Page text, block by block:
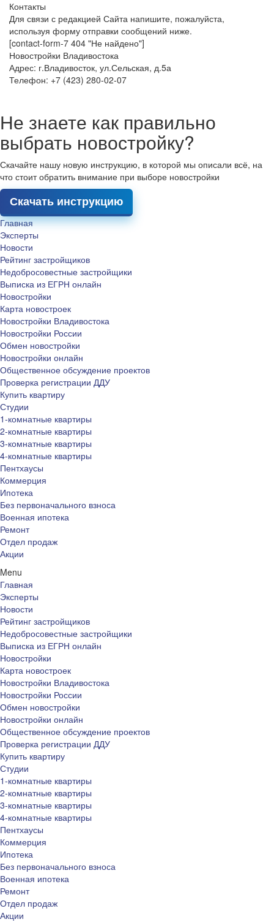
Контакты
Для связи с редакцией Сайта напишите, пожалуйста,
используя форму отправки сообщений ниже.
[contact-form-7 404 "Не найдено"]
Новостройки Владивостока
Адрес: г.Владивосток, ул.Сельская, д.5а
Телефон: +7 (423) 280-02-07
Не знаете как правильно
выбрать новостройку?
Скачайте нашу новую инструкцию, в которой мы описали всё, на
что стоит обратить внимание при выборе новостройки
Скачать инструкцию
Главная
Эксперты
Новости
Рейтинг застройщиков
Недобросовестные застройщики
Выписка из ЕГРН онлайн
Новостройки
Карта новостроек
Новостройки Владивостока
Новостройки России
Обмен новостройки
Новостройки онлайн
Общественное обсуждение проектов
Проверка регистрации ДДУ
Купить квартиру
Студии
1-комнатные квартиры
2-комнатные квартиры
3-комнатные квартиры
4-комнатные квартиры
Пентхаусы
Коммерция
Ипотека
Без первоначального взноса
Военная ипотека
Ремонт
Отдел продаж
Акции
Menu
Главная
Эксперты
Новости
Рейтинг застройщиков
Недобросовестные застройщики
Выписка из ЕГРН онлайн
Новостройки
Карта новостроек
Новостройки Владивостока
Новостройки России
Обмен новостройки
Новостройки онлайн
Общественное обсуждение проектов
Проверка регистрации ДДУ
Купить квартиру
Студии
1-комнатные квартиры
2-комнатные квартиры
3-комнатные квартиры
4-комнатные квартиры
Пентхаусы
Коммерция
Ипотека
Без первоначального взноса
Военная ипотека
Ремонт
Отдел продаж
Акции